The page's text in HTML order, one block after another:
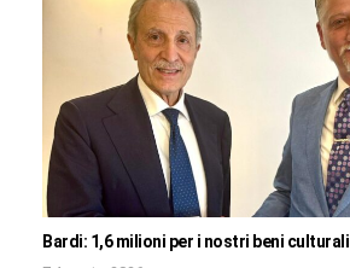
Bardi: 1,6 milioni per i nostri beni culturali